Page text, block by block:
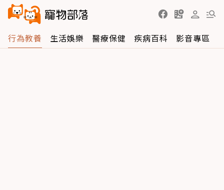
行為教養 生活娛樂 醫療保健 疾病百科 影音專區